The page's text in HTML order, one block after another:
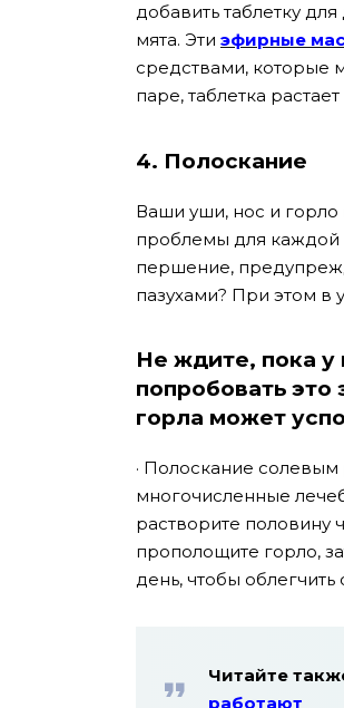
добавить таблетку
мята. Эти эфирные
средствами, которые
паре, таблетка
4. Полоскание
Ваши уши, нос и горло
проблемы для каждой
першение,
пазухами? При этом в
Не ждите, пока у
попробовать
горла может
· Полоскание солевым
многочисленные
растворите половину
прополощите горло,
день, чтобы
Читайте
работают